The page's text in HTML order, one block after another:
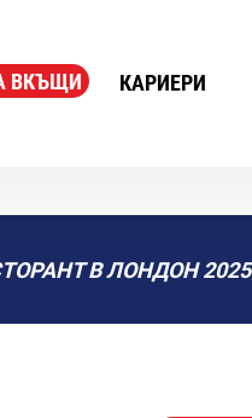
ВКЪЩИ КАРИЕРИ
В ЛОНДОН 2025